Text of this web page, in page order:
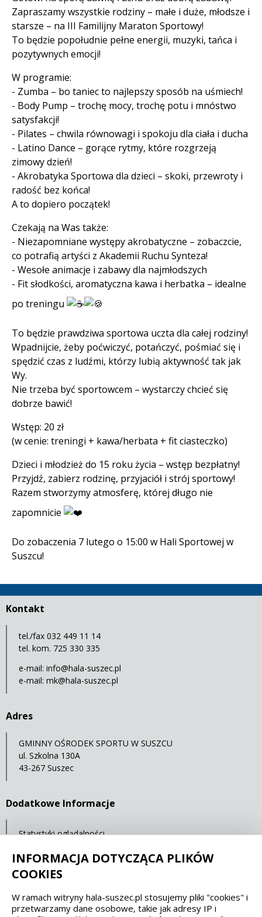
Zapraszamy wszystkie rodziny – małe i duże, młodsze i
starsze – na III Familijny Maraton Sportowy!
To będzie popołudnie pełne energii, muzyki, tańca i
pozytywnych emocji!
W programie:
- Zumba – bo taniec to najlepszy sposób na uśmiech!
- Body Pump – trochę mocy, trochę potu i mnóstwo
satysfakcji!
- Pilates – chwila równowagi i spokoju dla ciała i ducha
- Latino Dance – gorące rytmy, które rozgrzeją
zimowy dzień!
- Akrobatyka Sportowa dla dzieci – skoki, przewroty i
radość bez końca!
A to dopiero początek!
Czekają na Was także:
- Niezapomniane występy akrobatyczne – zobaczcie,
co potrafią artyści z Akademii Ruchu Synteza!
- Wesołe animacje i zabawy dla najmłodszych
- Fit słodkości, aromatyczna kawa i herbatka – idealne
po treningu
To będzie prawdziwa sportowa uczta dla całej rodziny!
Wpadnijcie, żeby poćwiczyć, potańczyć, pośmiać się i
spędzić czas z ludźmi, którzy lubią aktywność tak jak
Wy.
Nie trzeba być sportowcem – wystarczy chcieć się
dobrze bawić!
Wstęp: 20 zł
(w cenie: treningi + kawa/herbata + fit ciasteczko)
Dzieci i młodzież do 15 roku życia – wstęp bezpłatny!
Przyjdź, zabierz rodzinę, przyjaciół i strój sportowy!
Razem stworzymy atmosferę, której długo nie
zapomnicie
Do zobaczenia 7 lutego o 15:00 w Hali Sportowej w
Suszcu!
Kontakt
tel./fax 032 449 11 14
tel. kom. 725 330 335
e-mail: info@hala-suszec.pl
e-mail: mk@hala-suszec.pl
Adres
GMINNY OŚRODEK SPORTU W SUSZCU
ul. Szkolna 130A
43-267 Suszec
Dodatkowe Informacje
Statystyki oglądalności
Spełniamy standardy dostępności oraz W3C
INFORMACJA DOTYCZĄCA PLIKÓW
COOKIES
W ramach witryny hala-suszec.pl stosujemy pliki "cookies" i
przetwarzamy dane osobowe, takie jak adresy IP i